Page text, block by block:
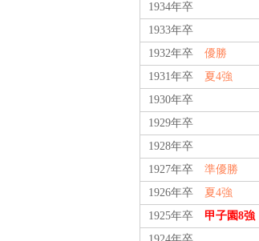
1934年卒
1933年卒
1932年卒 優勝
1931年卒 夏4強
1930年卒
1929年卒
1928年卒
1927年卒 準優勝
1926年卒 夏4強
1925年卒 甲子園8強